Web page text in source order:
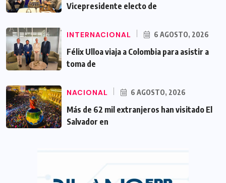
Vicepresidente electo de
INTERNACIONAL 6 AGOSTO, 2026
Félix Ulloa viaja a Colombia para asistir a
toma de
NACIONAL 6 AGOSTO, 2026
Más de 62 mil extranjeros han visitado El
Salvador en